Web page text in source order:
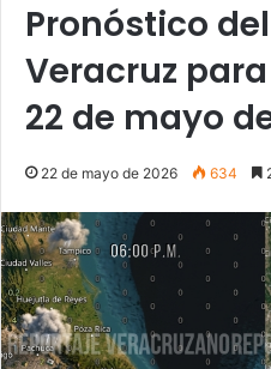
Pronóstico
Veracruz
22 de mayo
22 de mayo de 2026 634